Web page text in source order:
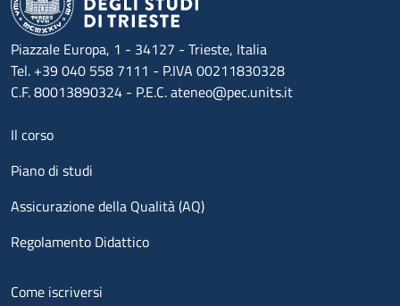
Piazzale Europa, 1 - 34127 - Trieste, Italia
Tel. +39 040 558 7111 - P.IVA 00211830328
C.F. 80013890324 - P.E.C. ateneo@pec.units.it
Menu footer 1
Il corso
Piano di studi
Assicurazione della Qualità (AQ)
Regolamento Didattico
Menu footer 2
Come iscriversi